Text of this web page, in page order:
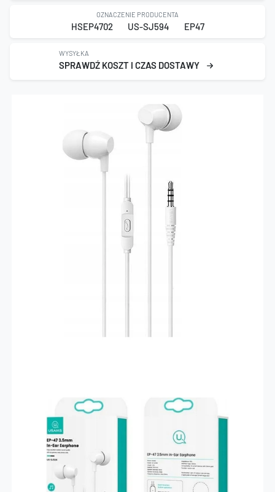
OZNACZENIE PRODUCENTA
HSEP4702 US-SJ594 EP47
WYSYŁKA
SPRAWDŹ KOSZT I CZAS DOSTAWY